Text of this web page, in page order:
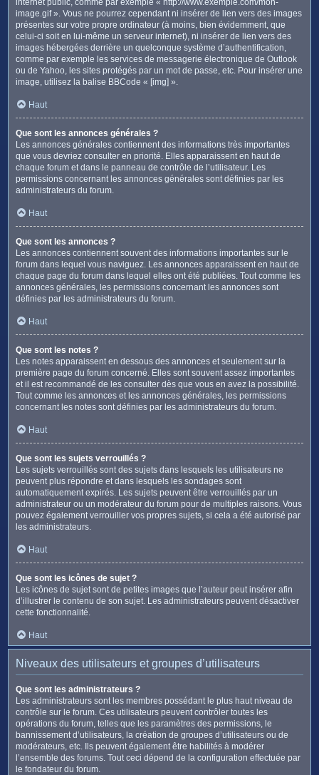
internet public, comme par exemple « http://www.exemple.com/mon-
image.gif ». Vous ne pourrez cependant ni insérer de lien vers des images
présentes sur votre propre ordinateur (à moins, bien évidemment, que
celui-ci soit en lui-même un serveur internet), ni insérer de lien vers des
images hébergées derrière un quelconque système d’authentification,
comme par exemple les services de messagerie électronique de Outlook
ou de Yahoo, les sites protégés par un mot de passe, etc. Pour insérer une
image, utilisez la balise BBCode « [img] ».
Haut
Que sont les annonces générales ?
Les annonces générales contiennent des informations très importantes
que vous devriez consulter en priorité. Elles apparaissent en haut de
chaque forum et dans le panneau de contrôle de l’utilisateur. Les
permissions concernant les annonces générales sont définies par les
administrateurs du forum.
Haut
Que sont les annonces ?
Les annonces contiennent souvent des informations importantes sur le
forum dans lequel vous naviguez. Les annonces apparaissent en haut de
chaque page du forum dans lequel elles ont été publiées. Tout comme les
annonces générales, les permissions concernant les annonces sont
définies par les administrateurs du forum.
Haut
Que sont les notes ?
Les notes apparaissent en dessous des annonces et seulement sur la
première page du forum concerné. Elles sont souvent assez importantes
et il est recommandé de les consulter dès que vous en avez la possibilité.
Tout comme les annonces et les annonces générales, les permissions
concernant les notes sont définies par les administrateurs du forum.
Haut
Que sont les sujets verrouillés ?
Les sujets verrouillés sont des sujets dans lesquels les utilisateurs ne
peuvent plus répondre et dans lesquels les sondages sont
automatiquement expirés. Les sujets peuvent être verrouillés par un
administrateur ou un modérateur du forum pour de multiples raisons. Vous
pouvez également verrouiller vos propres sujets, si cela a été autorisé par
les administrateurs.
Haut
Que sont les icônes de sujet ?
Les icônes de sujet sont de petites images que l’auteur peut insérer afin
d’illustrer le contenu de son sujet. Les administrateurs peuvent désactiver
cette fonctionnalité.
Haut
Niveaux des utilisateurs et groupes d’utilisateurs
Que sont les administrateurs ?
Les administrateurs sont les membres possédant le plus haut niveau de
contrôle sur le forum. Ces utilisateurs peuvent contrôler toutes les
opérations du forum, telles que les paramètres des permissions, le
bannissement d’utilisateurs, la création de groupes d’utilisateurs ou de
modérateurs, etc. Ils peuvent également être habilités à modérer
l’ensemble des forums. Tout ceci dépend de la configuration effectuée par
le fondateur du forum.